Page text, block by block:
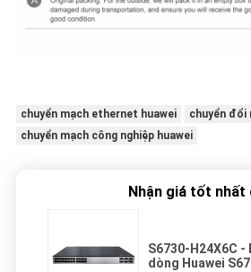
chuyển mạch ethernet huawei
chuyển đổi
chuyển mạch công nghiệp huawei
Nhận giá tốt nhất
S6730-H24X6C -
dòng Huawei